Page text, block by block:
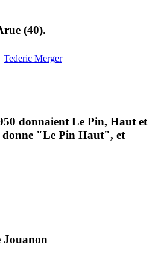
(40).
Tederic Merger
donnaient Le Pin, Haut et
"Le Pin Haut", et
Jouanon